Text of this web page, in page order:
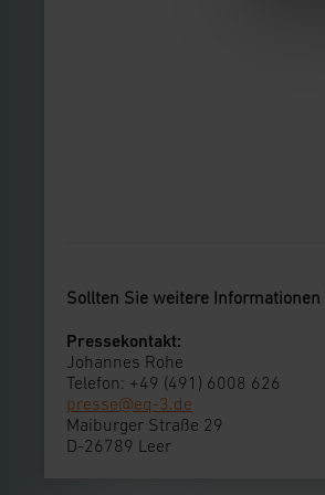
Sollten Sie weitere
Pressekontakt:
Johannes Rohe
Telefon: +49 (491) 6008 626
presse@eq-3.de
Maiburger Straße 29
D-26789 Leer